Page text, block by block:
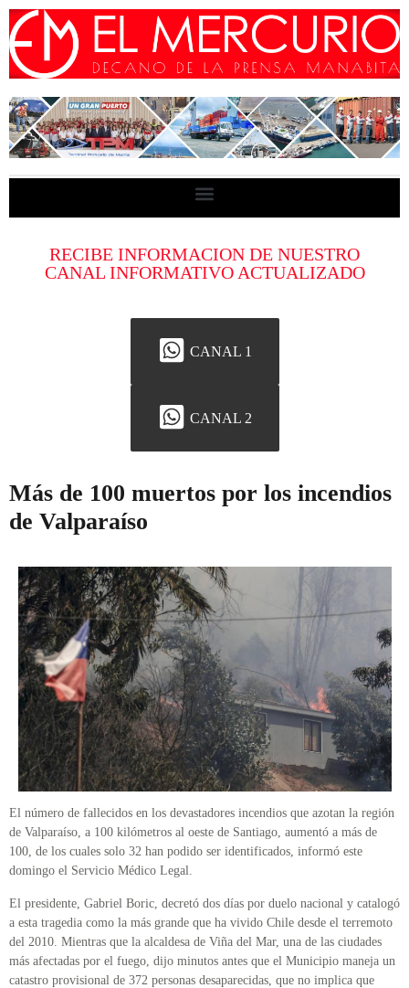
RECIBE INFORMACION DE NUESTRO
CANAL INFORMATIVO ACTUALIZADO
CANAL 1
CANAL 2
Más de 100 muertos por los incendios
de Valparaíso
El número de fallecidos en los devastadores incendios que azotan la región
de Valparaíso, a 100 kilómetros al oeste de Santiago, aumentó a más de
100, de los cuales solo 32 han podido ser identificados, informó este
domingo el Servicio Médico Legal.
El presidente, Gabriel Boric, decretó dos días por duelo nacional y catalogó
a esta tragedia como la más grande que ha vivido Chile desde el terremoto
del 2010. Mientras que la alcaldesa de Viña del Mar, una de las ciudades
más afectadas por el fuego, dijo minutos antes que el Municipio maneja un
catastro provisional de 372 personas desaparecidas, que no implica que